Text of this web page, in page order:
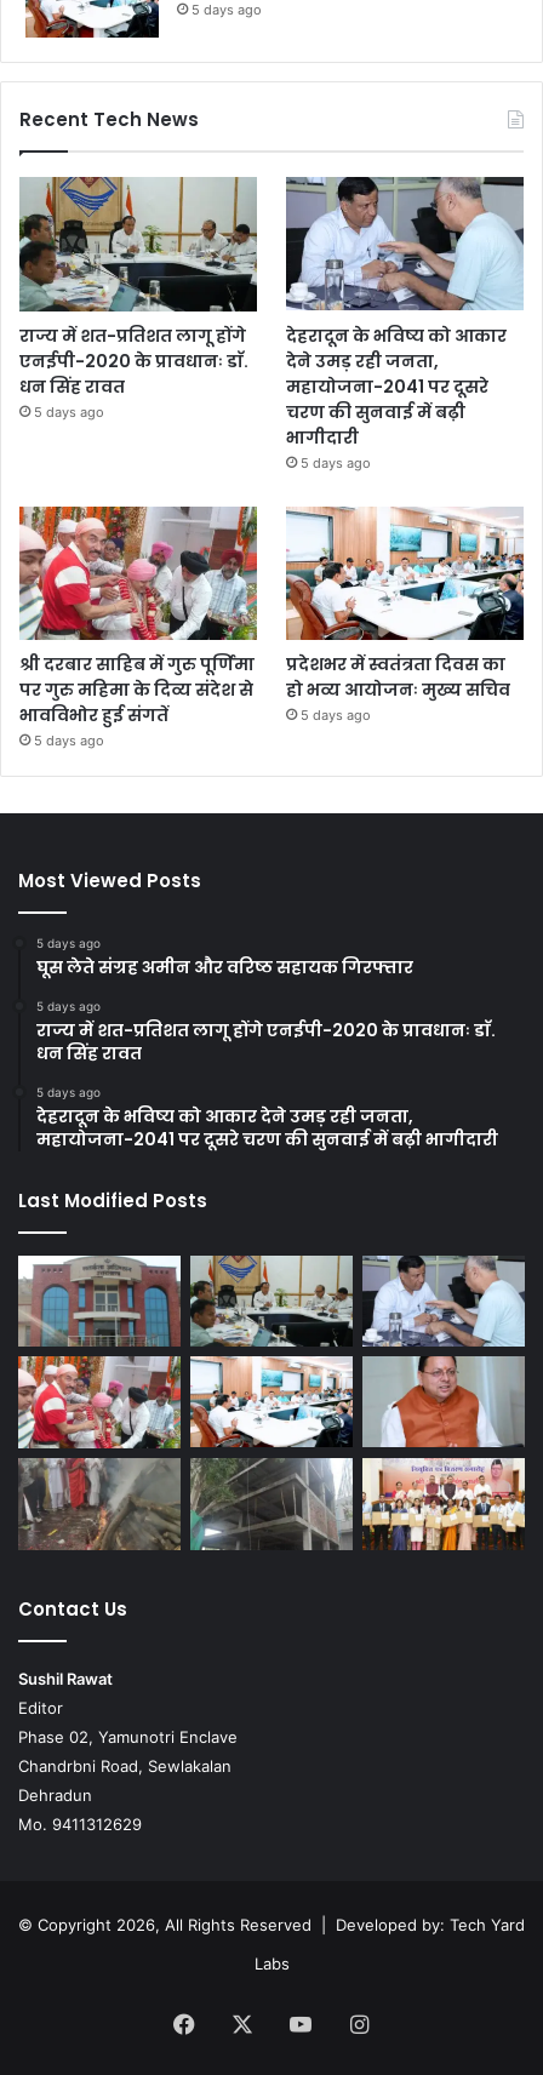
5 days ago
Recent Tech News
राज्य में शत-प्रतिशत लागू होंगे
एनईपी-2020 के प्रावधानः डाॅ.
धन सिंह रावत
5 days ago
देहरादून के भविष्य को आकार
देने उमड़ रही जनता,
महायोजना-2041 पर दूसरे
चरण की सुनवाई में बढ़ी
भागीदारी
5 days ago
श्री दरबार साहिब में गुरु पूर्णिमा
पर गुरु महिमा के दिव्य संदेश से
भावविभोर हुई संगतें
5 days ago
प्रदेशभर में स्वतंत्रता दिवस का
हो भव्य आयोजनः मुख्य सचिव
5 days ago
Most Viewed Posts
5 days ago
घूस लेते संग्रह अमीन और वरिष्ठ सहायक गिरफ्तार
5 days ago
राज्य में शत-प्रतिशत लागू होंगे एनईपी-2020 के प्रावधानः डाॅ.
धन सिंह रावत
5 days ago
देहरादून के भविष्य को आकार देने उमड़ रही जनता,
महायोजना-2041 पर दूसरे चरण की सुनवाई में बढ़ी भागीदारी
Last Modified Posts
Contact Us
Sushil Rawat
Editor
Phase 02, Yamunotri Enclave
Chandrbni Road, Sewlakalan
Dehradun
Mo. 9411312629
© Copyright 2026, All Rights Reserved | Developed by: Tech Yard
Labs
Facebook YouTubeInstagram